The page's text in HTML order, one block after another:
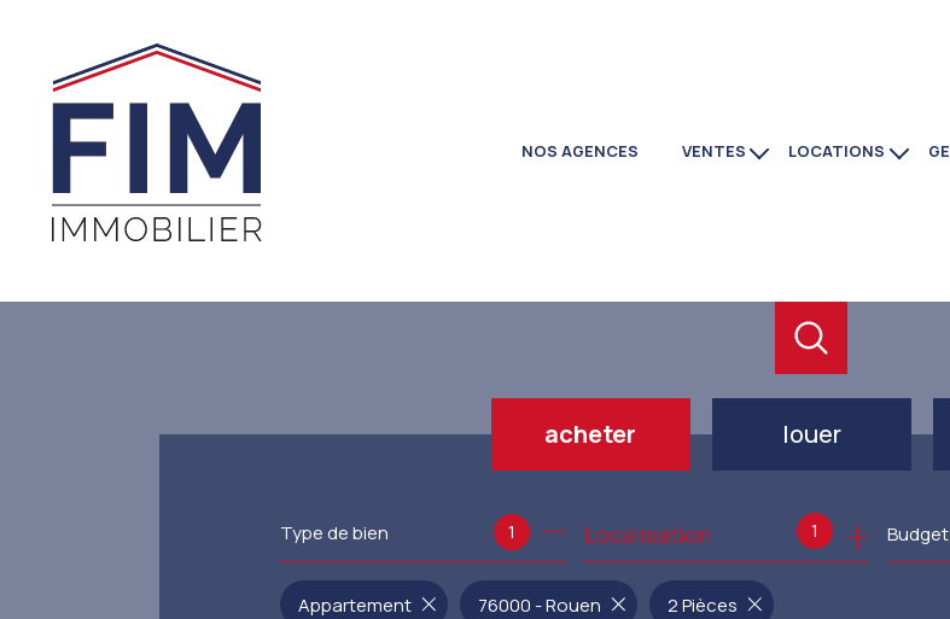
NOS AGENCES VENTES LOCATIONS
acheter
de l'ancien
de l'immo pro
louer
à l'année
de l'immo pro
Type de bien 1 1
Localisation Budget
Appartement 76000 - Rouen 2 Pièces